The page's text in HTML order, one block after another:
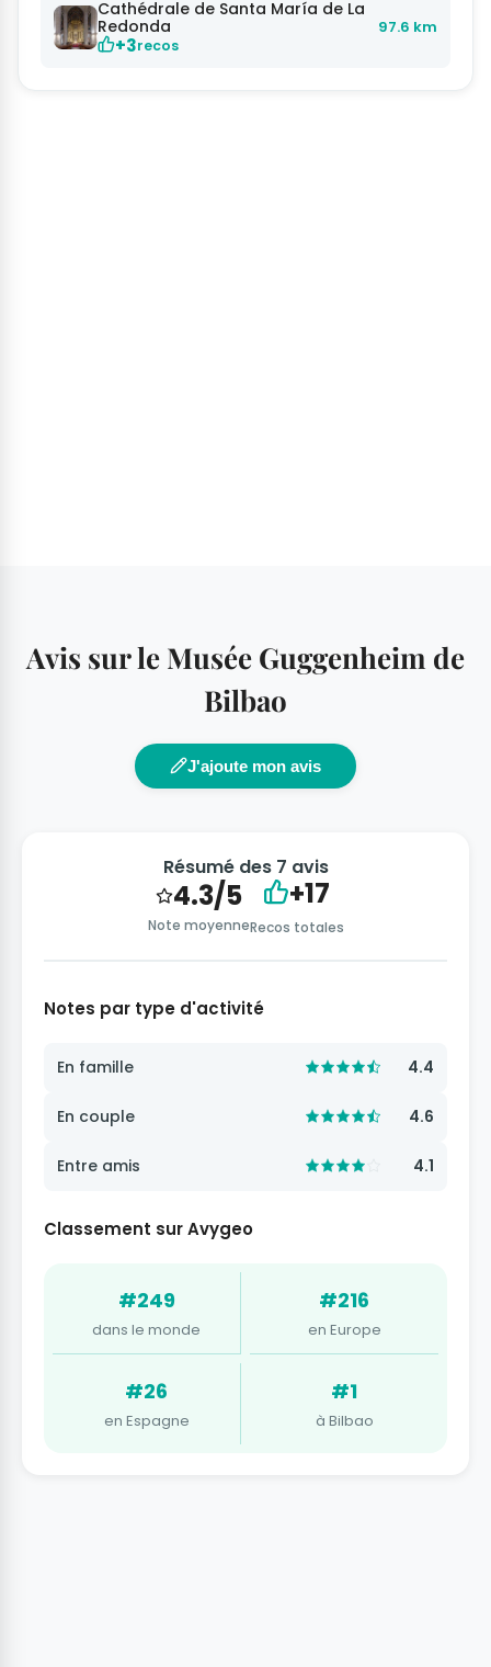
Cathédrale de Santa María de La
Redonda
+3recos
97.6 km
Avis sur le Musée Guggenheim de
Bilbao
J'ajoute mon avis
Résumé des 7 avis
4.3/5
Note moyenne
+17
Recos totales
Notes par type d'activité
En famille 4.4
En couple 4.6
Entre amis 4.1
Classement sur Avygeo
#249
dans le monde
#216
en Europe
#26
en Espagne
#1
à Bilbao